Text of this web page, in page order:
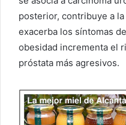
posterior, contribuye a
exacerba los síntomas
obesidad incrementa el
próstata más agresivos.